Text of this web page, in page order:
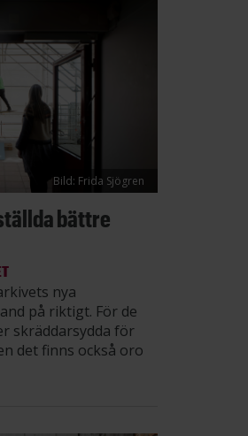
Bild: Frida Sjögren
bättre
nya
på riktigt. För de
skräddarsydda för
det finns också oro